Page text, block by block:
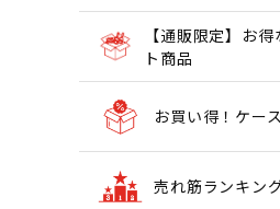
【通販限定】お得
ト商品
お買い得！ケー
売れ筋ランキン